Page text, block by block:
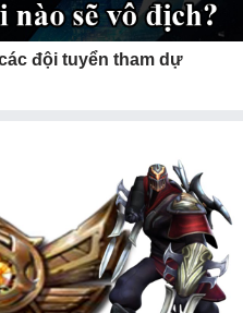
đội tuyển tham dự